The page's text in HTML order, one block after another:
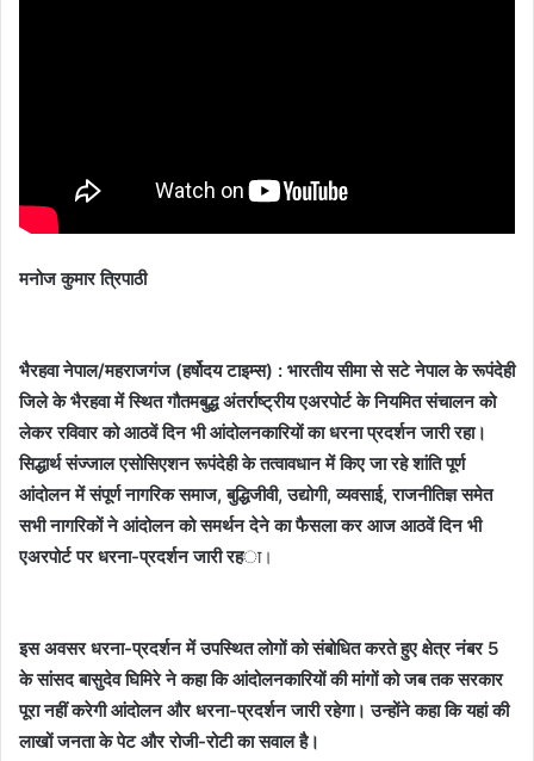
मनोज कुमार त्रिपाठी
भैरहवा नेपाल/महराजगंज (हर्षोदय टाइम्स) : भारतीय सीमा से सटे नेपाल के रूपंदेही
जिले के भैरहवा में स्थित गौतमबुद्ध अंतर्राष्ट्रीय एअरपोर्ट के नियमित संचालन को
लेकर रविवार को आठवें दिन भी आंदोलनकारियों का धरना प्रदर्शन जारी रहा।
सिद्धार्थ संज्जाल एसोसिएशन रूपंदेही के तत्वावधान में किए जा रहे शांति पूर्ण
आंदोलन में संपूर्ण नागरिक समाज, बुद्धिजीवी, उद्योगी, व्यवसाई, राजनीतिज्ञ समेत
सभी नागरिकों ने आंदोलन को समर्थन देने का फैसला कर आज आठवें दिन भी
एअरपोर्ट पर धरना-प्रदर्शन जारी रहा।
इस अवसर धरना-प्रदर्शन में उपस्थित लोगों को संबोधित करते हुए क्षेत्र नंबर 5
के सांसद बासुदेव घिमिरे ने कहा कि आंदोलनकारियों की मांगों को जब तक सरकार
पूरा नहीं करेगी आंदोलन और धरना-प्रदर्शन जारी रहेगा। उन्होंने कहा कि यहां की
लाखों जनता के पेट और रोजी-रोटी का सवाल है।